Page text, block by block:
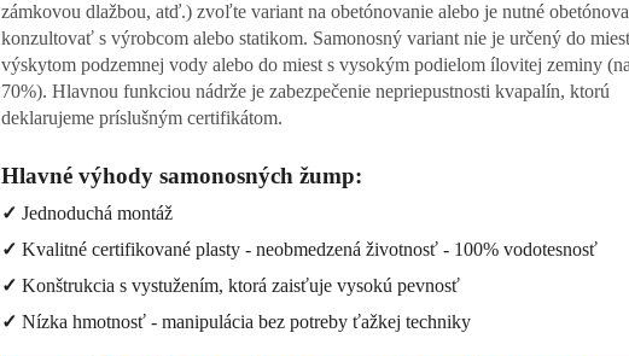
zámkovou dlažbou, atď.) zvoľte variant na obetónovanie alebo je nutné
konzultovať s výrobcom alebo statikom. Samonosný variant nie je určený do
výskytom podzemnej vody alebo do miest s vysokým podielom ílovitej zeminy
70%). Hlavnou funkciou nádrže je zabezpečenie nepriepustnosti kvapalín, ktorú
deklarujeme príslušným certifikátom.
Hlavné výhody samonosných žump:
✓ Jednoduchá montáž
✓ Kvalitné certifikované plasty - neobmedzená životnosť - 100% vodotesnosť
✓ Konštrukcia s vystužením, ktorá zaisťuje vysokú pevnosť
✓ Nízka hmotnosť - manipulácia bez potreby ťažkej techniky